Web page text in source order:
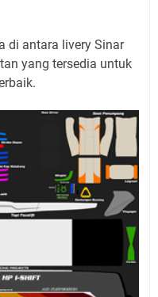
di antara livery Sinar
yang tersedia untuk